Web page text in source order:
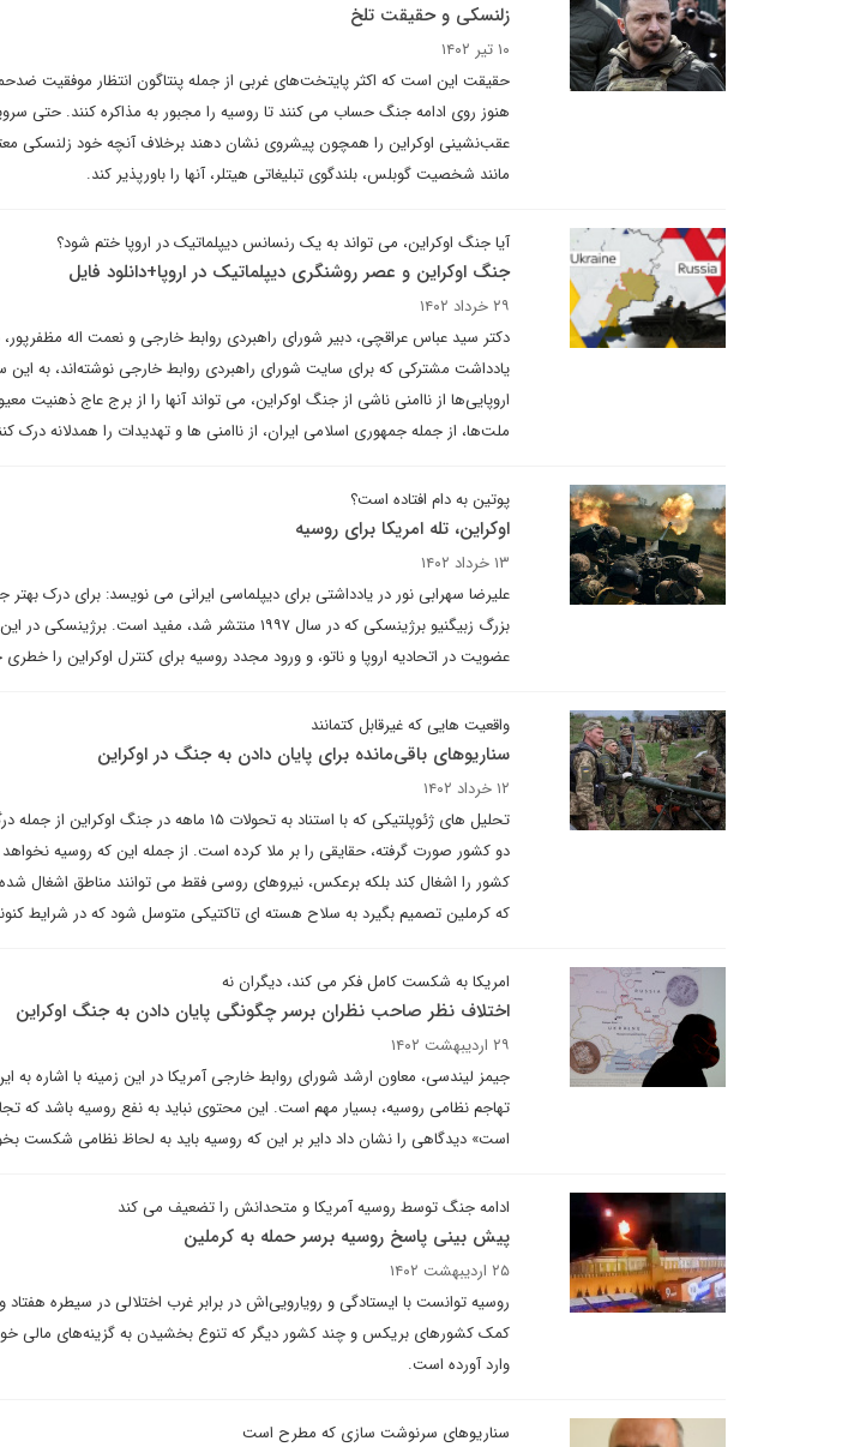
زلنسکی و حقیقت تلخ
۱۰ تیر ۱۴۰۲
حقیقت این است که اکثر پایتخت‌های غربی از جمله پنتاگون انتظار موفقیت
هنوز روی ادامه جنگ حساب می کنند تا روسیه را مجبور به مذاکره کنند. حتی
عقب‌نشینی اوکراین را همچون پیشروی نشان دهند برخلاف آنچه خود زلنسکی
مانند شخصیت گوبلس، بلندگوی تبلیغاتی هیتلر، آنها را باورپذیر کند.
آیا جنگ اوکراین، می تواند به یک رنسانس دیپلماتیک در اروپا ختم شود؟
جنگ اوکراین و عصر روشنگری دیپلماتیک در اروپا+دانلود فایل
۲۹ خرداد ۱۴۰۲
دکتر سید عباس عراقچی، دبیر شورای راهبردی روابط خارجی و نعمت اله
یادداشت مشترکی که برای سایت شورای راهبردی روابط خارجی نوشته‌اند، به این
اروپایی‌ها از ناامنی ناشی از جنگ اوکراین، می تواند آنها را از برج عاج ذهنیت
ملت‌ها، از جمله جمهوری اسلامی ایران، از ناامنی ها و تهدیدات را همدلانه درک
پوتین به دام افتاده است؟
اوکراین، تله امریکا برای روسیه
۱۳ خرداد ۱۴۰۲
علیرضا سهرابی نور در یادداشتی برای دیپلماسی ایرانی می نویسد: برای درک
بزرگ زبیگنیو برژینسکی که در سال ۱۹۹۷ منتشر شد، مفید
عضویت در اتحادیه اروپا و ناتو، و ورود مجدد روسیه برای کنترل اوکراین را
واقعیت هایی که غیرقابل کتمانند
سناریوهای باقی‌مانده برای پایان دادن به جنگ در اوکراین
۱۲ خرداد ۱۴۰۲
تحلیل های ژئوپلتیکی که با استناد به تحولات ۱۵
دو کشور صورت گرفته، حقایقی را بر ملا کرده است. از جمله این که روسیه
کشور را اشغال کند بلکه برعکس، نیروهای روسی فقط می توانند مناطق اشغال
که کرملین تصمیم بگیرد به سلاح هسته ای تاکتیکی متوسل شود که در شرایط
امریکا به شکست کامل فکر می کند، دیگران نه
اختلاف نظر صاحب نظران برسر چگونگی پایان دادن به جنگ اوکراین
۲۹ اردیبهشت ۱۴۰۲
جیمز لیندسی، معاون ارشد شورای روابط خارجی آمریکا در این زمینه با اشاره
تهاجم نظامی روسیه، ‌بسیار مهم است. این محتوی نباید به نفع روسیه باشد که
است»‌ دیدگاهی را نشان داد دایر بر این که روسیه باید به لحاظ نظامی شکست
ادامه جنگ توسط روسیه آمریکا و متحدانش را تضعیف می کند
پیش بینی پاسخ روسیه برسر حمله به کرملین
۲۵ اردیبهشت ۱۴۰۲
روسیه توانست با ایستادگی و رویارویی‌اش در برابر غرب اختلالی در سیطره هفتاد
کمک کشورهای بریکس و چند کشور دیگر که تنوع بخشیدن به گزینه‌های مالی خود
وارد آورده است.
سناریوهای سرنوشت سازی که مطرح است